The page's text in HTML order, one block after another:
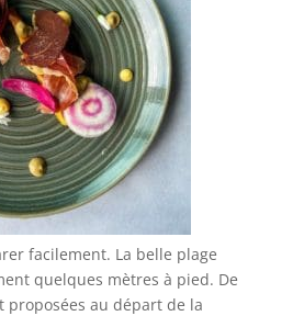
facilement. La belle plage
quelques mètres à pied. De
proposées au départ de la